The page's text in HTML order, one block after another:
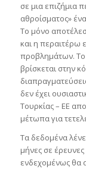
σε μια επιζήμια
αθροίσματος»
Το μόνο
και η
προβλημάτων. Το
βρίσκεται στην
δεν έχει
Τουρκίας – ΕΕ
μέτωπα για
Τα δεδομένα
μήνες σε
ενδεχομένως θα